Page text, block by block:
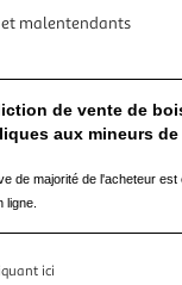
et malentendants
de vente de
aux mineurs
de majorité de l'acheteur est
ligne.
ici